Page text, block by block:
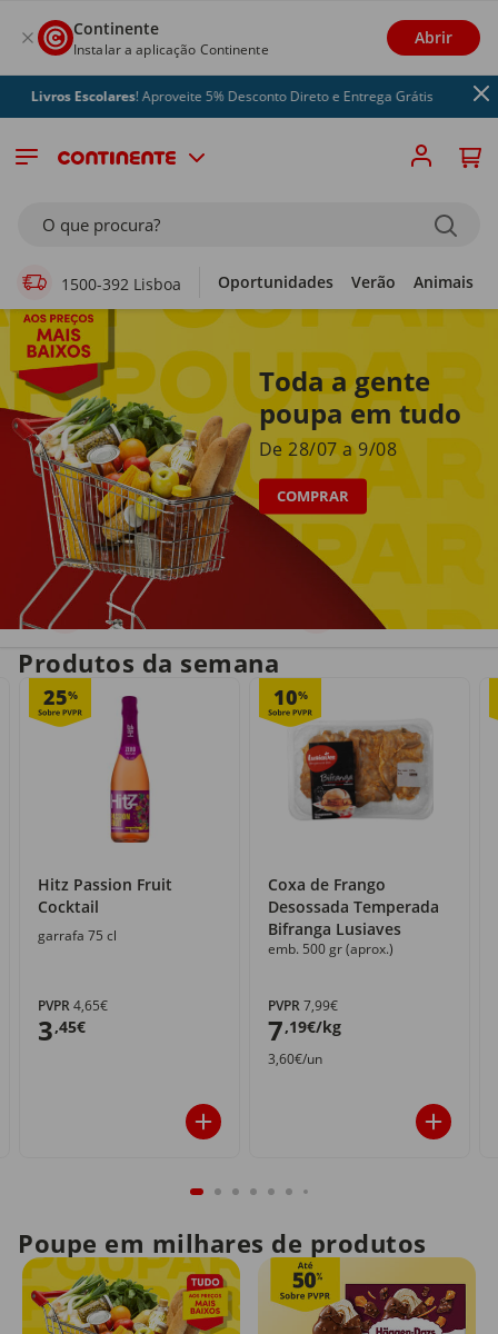
Continente
Instalar a aplicação Continente
Abrir
Escolares! Aproveite 5% Desconto Direto e Entrega Grátis
O que procura?
1500-392 Lisboa Oportunidades Verão Animais
Supermercado Online
Toda a gente
poupa em tudo
De 28/07 a 9/08
COMPRAR
Entrega em casa
no próprio dia
Recolha grátis
com o Click&Go
Produtos da semana
25%
Hitz Passion Fruit
Cocktail
garrafa 75 cl
PVPR4,65€
3,45€
10%
Coxa de Frango
Desossada Temperada
Bifranga Lusiaves
emb. 500 gr (aprox.)
PVPR7,99€
7,19€/kg
3,60€/un
Poupe em milhares de produtos